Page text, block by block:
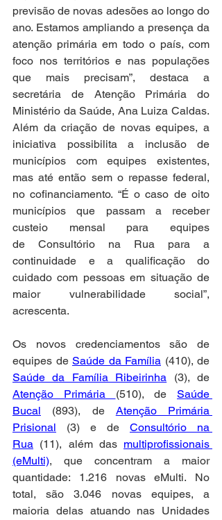
previsão de novas adesões ao longo do
ano. Estamos ampliando a presença da
atenção primária em todo o país, com
foco nos territórios e nas populações
que mais precisam”, destaca a
secretária de Atenção Primária do
Ministério da Saúde, Ana Luiza Caldas.
Além da criação de novas equipes, a
iniciativa possibilita a inclusão de
municípios com equipes existentes,
mas até então sem o repasse federal,
no cofinanciamento. “É o caso de oito
municípios que passam a receber
custeio mensal para equipes
de Consultório na Rua para a
continuidade e a qualificação do
cuidado com pessoas em situação de
maior vulnerabilidade social”,
acrescenta.
Os novos credenciamentos são de
equipes de Saúde da Família
Saúde da Família Ribeirinha
Atenção Primária (510), de Saúde
Bucal (893), de Atenção Primária
Prisional (3) e de Consultório na
Rua (11), além das multiprofissionais
(eMulti), que concentram a maior
quantidade: 1.216 novas eMulti. No
total, são 3.046 novas equipes, a
maioria delas atuando nas Unidades